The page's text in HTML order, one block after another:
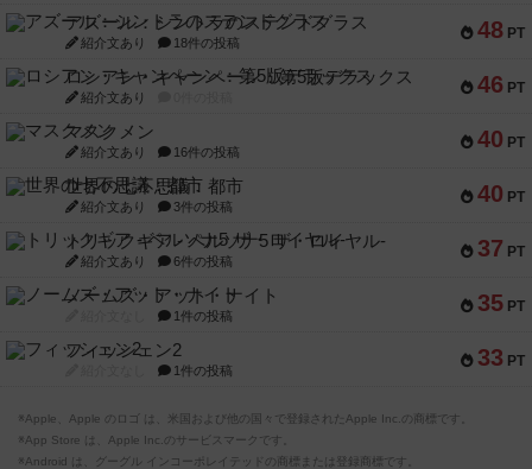
48 PT
アズール：シントラのステンドグラス
紹介文あり 18件の投稿
46 PT
ロシアン・キャンペーン：第5版デラックス
紹介文あり
40 PT
マスクメン
紹介文あり 16件の投稿
40 PT
世界の七不思議：都市
紹介文あり 3件の投稿
37 PT
トリックギア - ペルソナ5 ザ・ロイヤル-
紹介文あり 6件の投稿
35 PT
ノームズ・アット・ナイト
1件の投稿
33 PT
フィッシェン2
1件の投稿
※Apple、Apple のロゴ は、米国および他の国々で登録されたApple Inc.の商標です。
※App Store は、Apple Inc.のサービスマークです。
※Android は、グーグル インコーポレイテッドの商標または登録商標です。